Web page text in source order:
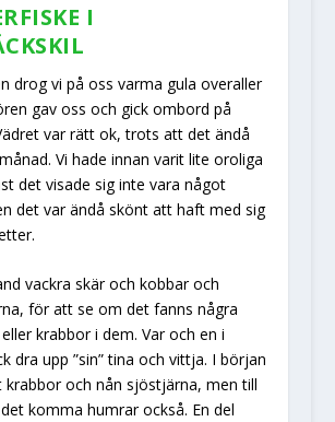
I
drog vi på oss varma gula overaller
gav oss och gick ombord på
var rätt ok, trots att det ändå
Vi hade innan varit lite oroliga
det visade sig inte vara något
det var ändå skönt att haft med sig
vackra skär och kobbar och
för att se om det fanns några
krabbor i dem. Var och en i
dra upp ”sin” tina och vittja. I början
krabbor och nån sjöstjärna, men till
komma humrar också. En del